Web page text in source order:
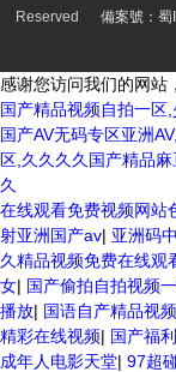
Reserved 備案號：
感谢您访问我们的网站
国产精品视频自拍一区
国产AV无码专区亚洲
区,久久久久国产精品
久
在线观看免费视频网站
射亚洲国产av| 亚洲码
久精品视频免费在线观
女| 国产偷拍自拍视频
播放| 国语自产精品视
精彩在线视频| 国产福
成年人电影天堂| 97超